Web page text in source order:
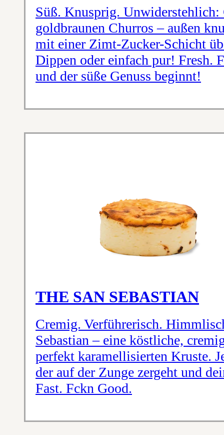
Süß. Knusprig. Unwiderstehlich:
goldbraunen Churros – außen
mit einer Zimt-Zucker-Schicht
Dippen oder einfach pur! Fresh.
und der süße Genuss beginnt!
THE SAN SEBASTIAN
Cremig. Verführerisch.
Sebastian – eine köstliche,
perfekt karamellisierten Kruste.
der auf der Zunge zergeht und
Fast. Fckn Good.